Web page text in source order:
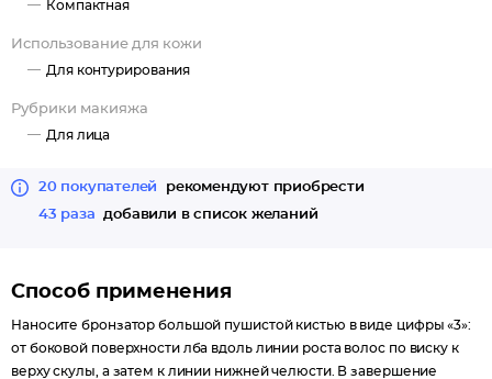
Компактная
Использование для кожи
Для контурирования
Рубрики макияжа
Для лица
20 покупателей
рекомендуют приобрести
43 раза
добавили в список желаний
Способ применения
Наносите бронзатор большой пушистой кистью в виде цифры «3»:
от боковой поверхности лба вдоль линии роста волос по виску к
верху скулы, а затем к линии нижней челюсти. В завершение